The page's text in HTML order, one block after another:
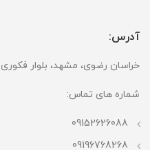
آدرس:
خراسان رضوی، مشهد، بلوار فکوری
شماره های تماس:
09152626088
09196768268